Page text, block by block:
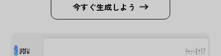
今すぐ生成しよう